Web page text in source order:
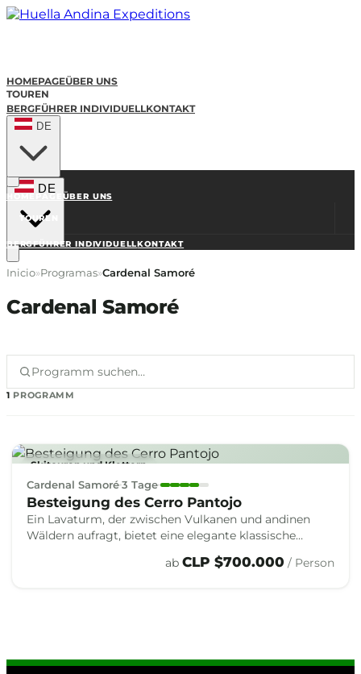
HOMEPAGEÜBER UNS
TOUREN
BERGFÜHRER INDIVIDUELLKONTAKT
DE
DE
HOMEPAGE ÜBER UNS
TOUREN
BERGFÜHRER INDIVIDUELLKONTAKT
Inicio»Programas»Cardenal Samoré
Cardenal Samoré
1 PROGRAMM
Skitouren und Klettern
Cardenal Samoré 3 Tage
Besteigung des Cerro Pantojo
Ein Lavaturm, der zwischen Vulkanen und andinen
Wäldern aufragt, bietet eine elegante klassische
ab CLP $700.000 / Person